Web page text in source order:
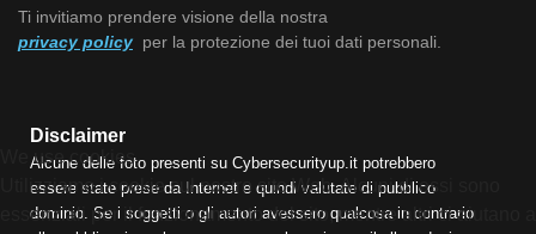
Ti invitiamo prendere visione della nostra
privacy policy per la protezione dei tuoi dati personali.
Disclaimer
Alcune delle foto presenti su Cybersecurityup.it potrebbero
essere state prese da Internet e quindi valutate di pubblico
dominio. Se i soggetti o gli autori avessero qualcosa in contrario
We use cookies
Utilizziamo i cookie sul nostro sito Web. Alcuni di essi sono
essenziali per il funzionamento del sito, mentre altri ci aiutano a